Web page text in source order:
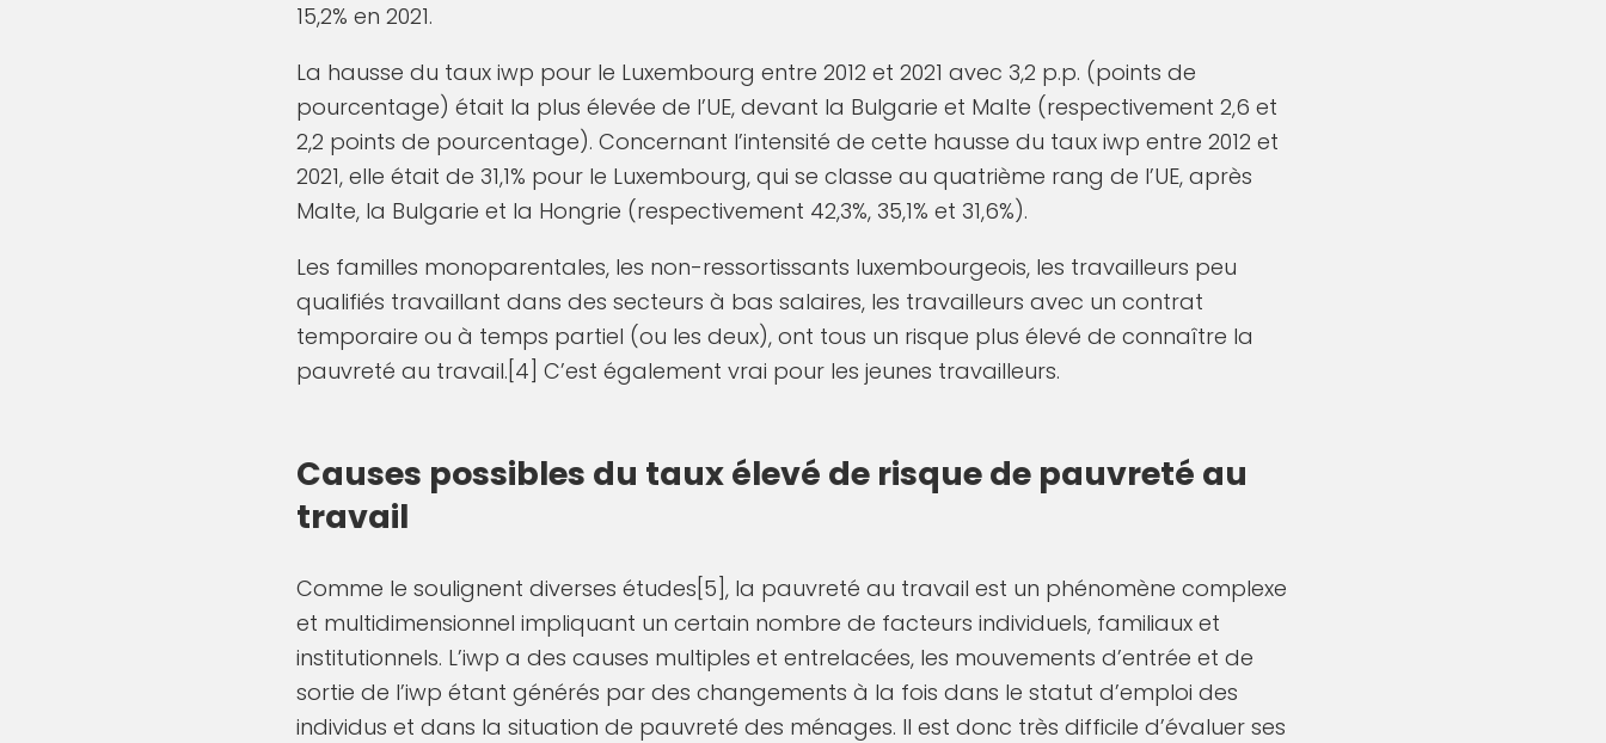
15,2% en 2021.
La hausse du taux iwp pour le Luxembourg entre 2012 et 2021 avec 3,2 p.p. (points de
pourcentage) était la plus élevée de l’UE, devant la Bulgarie et Malte (respectivement 2,6 et
2,2 points de pourcentage). Concernant l’intensité de cette hausse du taux iwp entre 2012 et
2021, elle était de 31,1% pour le Luxembourg, qui se classe au quatrième rang de l’UE, après
Malte, la Bulgarie et la Hongrie (respectivement 42,3%, 35,1% et 31,6%).
Les familles monoparentales, les non-ressortissants luxembourgeois, les travailleurs peu
qualifiés travaillant dans des secteurs à bas salaires, les travailleurs avec un contrat
temporaire ou à temps partiel (ou les deux), ont tous un risque plus élevé de connaître la
pauvreté au travail.[4] C’est également vrai pour les jeunes travailleurs.
Causes possibles du taux élevé de risque de pauvreté au
travail
Comme le soulignent diverses études[5], la pauvreté au travail est un phénomène complexe
et multidimensionnel impliquant un certain nombre de facteurs individuels, familiaux et
institutionnels. L’iwp a des causes multiples et entrelacées, les mouvements d’entrée et de
sortie de l’iwp étant générés par des changements à la fois dans le statut d’emploi des
individus et dans la situation de pauvreté des ménages. Il est donc très difficile d’évaluer ses